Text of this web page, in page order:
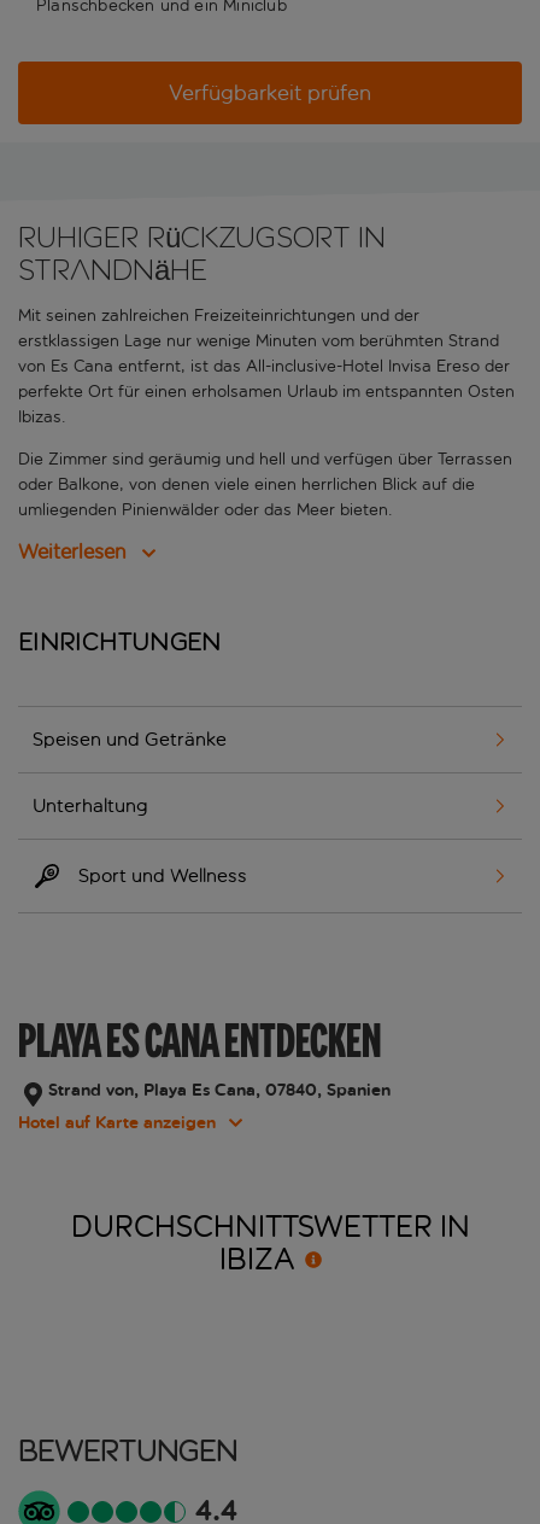
Planschbecken und ein Miniclub
Verfügbarkeit prüfen
Ruhiger Rückzugsort in
Strandnähe
Mit seinen zahlreichen Freizeiteinrichtungen und der
erstklassigen Lage nur wenige Minuten vom berühmten Strand
von Es Cana entfernt, ist das All-inclusive-Hotel Invisa Ereso der
perfekte Ort für einen erholsamen Urlaub im entspannten Osten
Ibizas.
Die Zimmer sind geräumig und hell und verfügen über Terrassen
oder Balkone, von denen viele einen herrlichen Blick auf die
umliegenden Pinienwälder oder das Meer bieten.
Weiterlesen
Einrichtungen
Speisen und Getränke
Unterhaltung
Sport und Wellness
PLAYA ES CANA ENTDECKEN
Strand von, Playa Es Cana, 07840, Spanien
Hotel auf Karte anzeigen
DURCHSCHNITTSWETTER IN
IBIZA
Bewertungen
4.4